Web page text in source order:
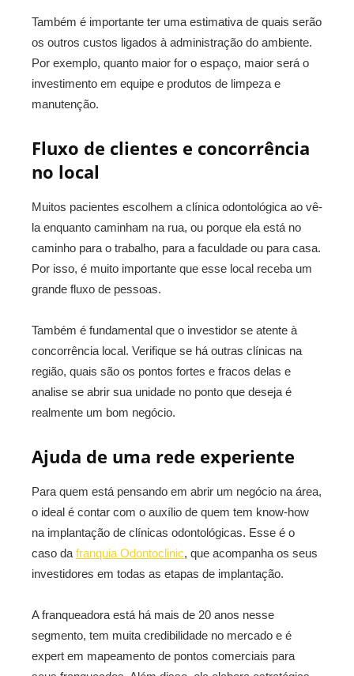
Também é importante ter uma estimativa de quais serão
os outros custos ligados à administração do ambiente.
Por exemplo, quanto maior for o espaço, maior será o
investimento em equipe e produtos de limpeza e
manutenção.
Fluxo de clientes e concorrência
no local
Muitos pacientes escolhem a clínica odontológica ao vê-
la enquanto caminham na rua, ou porque ela está no
caminho para o trabalho, para a faculdade ou para casa.
Por isso, é muito importante que esse local receba um
grande fluxo de pessoas.
Também é fundamental que o investidor se atente à
concorrência local. Verifique se há outras clínicas na
região, quais são os pontos fortes e fracos delas e
analise se abrir sua unidade no ponto que deseja é
realmente um bom negócio.
Ajuda de uma rede experiente
Para quem está pensando em abrir um negócio na área,
o ideal é contar com o auxílio de quem tem know-how
na implantação de clínicas odontológicas. Esse é o
caso da franquia Odontoclinic, que acompanha os seus
investidores em todas as etapas de implantação.
A franqueadora está há mais de 20 anos nesse
segmento, tem muita credibilidade no mercado e é
expert em mapeamento de pontos comerciais para